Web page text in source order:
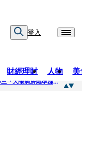
登入
財經理財 人物 美
「愛露奶」私訊流出！小24歲女友爆當小三「大鬧病房氣孕婦」 姜厚任不忍回應了